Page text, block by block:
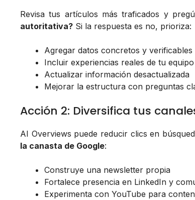
Revisa tus artículos más traficados y
autoritativa? Si la respuesta es no, prioriza:
Agregar datos concretos y verificables
Incluir experiencias reales de tu
Actualizar información desactualizada
Mejorar la estructura con preguntas
Acción 2: Diversifica tus
AI Overviews puede reducir clics en
la canasta de Google:
Construye una newsletter propia
Fortalece presencia en LinkedIn y
Experimenta con YouTube para